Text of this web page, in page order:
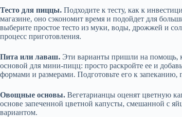
Тесто для пиццы. Подходите к тесту, как к
магазине, оно сэкономит время и подойдет для
выберите простое тесто из муки, воды, дрожжей и
процесс приготовления.
Пита или лаваш. Эти варианты пришли на помощь,
основой для мини-пицц: просто раскройте ее и
формами и размерами. Подготовьте его к запеканию,
Овощные основы. Вегетарианцы оценят цветную
основе запеченной цветной капусты, смешанной с
вариантом.